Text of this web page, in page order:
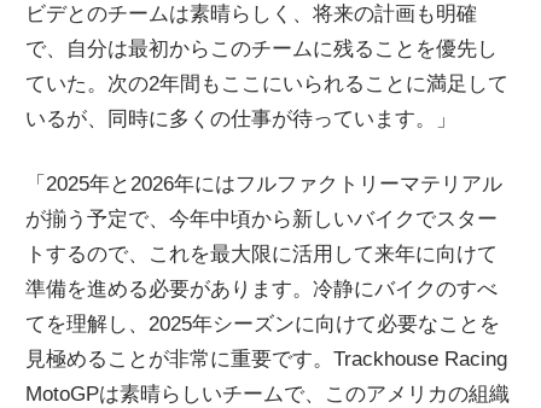
ビデとのチームは素晴らしく、将来の計画も明確
で、自分は最初からこのチームに残ることを優先し
ていた。次の2年間もここにいられることに満足して
いるが、同時に多くの仕事が待っています。」
「2025年と2026年にはフルファクトリーマテリアル
が揃う予定で、今年中頃から新しいバイクでスター
トするので、これを最大限に活用して来年に向けて
準備を進める必要があります。冷静にバイクのすべ
てを理解し、2025年シーズンに向けて必要なことを
見極めることが非常に重要です。Trackhouse Racing
MotoGPは素晴らしいチームで、このアメリカの組織